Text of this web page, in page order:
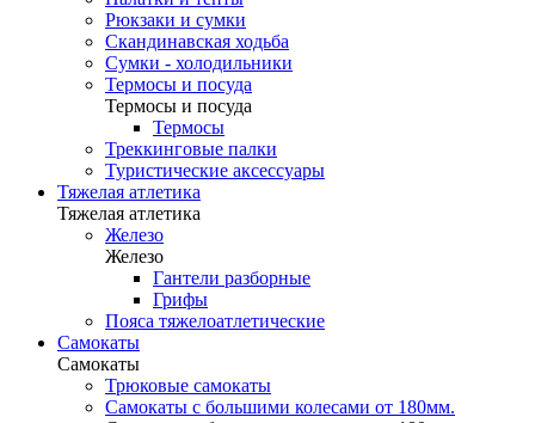
Рюкзаки и сумки
Скандинавская ходьба
Сумки - холодильники
Термосы и посуда
Термосы и посуда
Термосы
Треккинговые палки
Туристические аксессуары
Тяжелая атлетика
Тяжелая атлетика
Железо
Железо
Гантели разборные
Грифы
Пояса тяжелоатлетические
Самокаты
Самокаты
Трюковые самокаты
Самокаты с большими колесами от 180мм.